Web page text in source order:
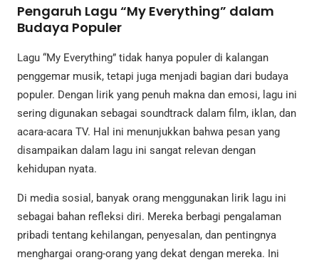
Pengaruh Lagu “My Everything” dalam
Budaya Populer
Lagu “My Everything” tidak hanya populer di kalangan
penggemar musik, tetapi juga menjadi bagian dari budaya
populer. Dengan lirik yang penuh makna dan emosi, lagu ini
sering digunakan sebagai soundtrack dalam film, iklan, dan
acara-acara TV. Hal ini menunjukkan bahwa pesan yang
disampaikan dalam lagu ini sangat relevan dengan
kehidupan nyata.
Di media sosial, banyak orang menggunakan lirik lagu ini
sebagai bahan refleksi diri. Mereka berbagi pengalaman
pribadi tentang kehilangan, penyesalan, dan pentingnya
menghargai orang-orang yang dekat dengan mereka. Ini